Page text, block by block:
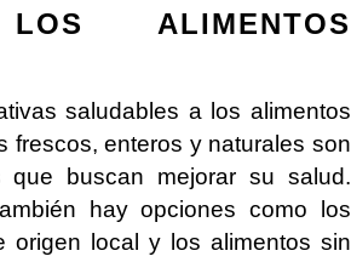
ALIMENTOS
saludables a los alimentos
frescos, enteros y naturales son
que buscan mejorar su salud.
hay opciones como los
origen local y los alimentos sin